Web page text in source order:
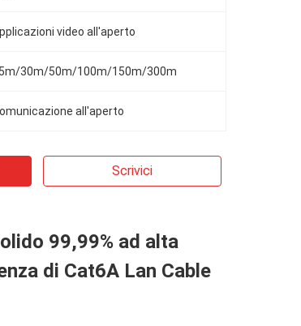
video all'aperto
30m/50m/100m/150m/300m
all'aperto
Scrivici
99,99% ad alta
di Cat6A Lan Cable